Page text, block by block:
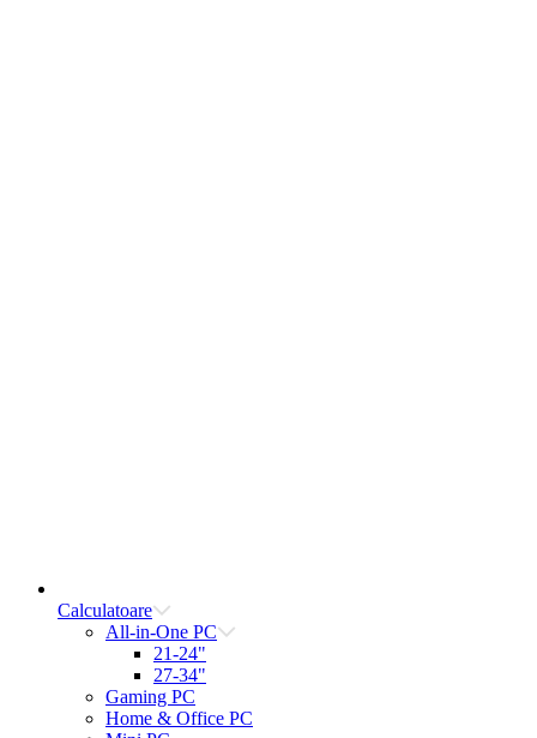
Calculatoare
All-in-One PC
21-24"
27-34"
Gaming PC
Home & Office PC